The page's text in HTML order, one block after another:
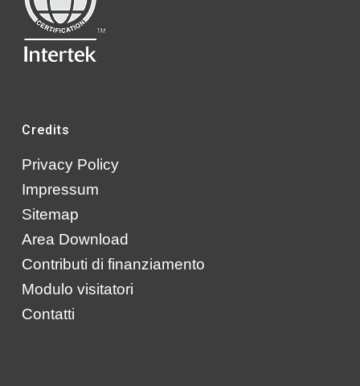
Credits
Privacy Policy
Impressum
Sitemap
Area Download
Contributi di finanziamento
Modulo visitatori
Contatti